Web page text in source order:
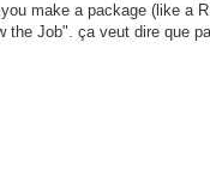
make a package (like a
the Job". ça veut dire que